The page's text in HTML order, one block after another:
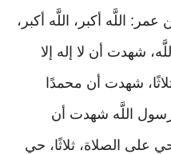
اللَّه أكبر، اللَّه أكبر،
شهدت أن لا إله إلا
ثلاثًا، شهدت أن محمدًا
اللَّه شهدت أن
اللَّه (ثلاثًا) (١)، حي على الصلاة، ثلاثًا، حي